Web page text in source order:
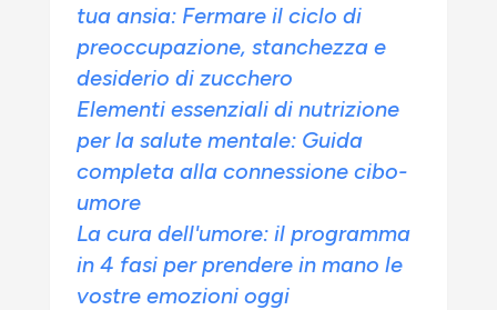
tua ansia: Fermare il ciclo di
preoccupazione, stanchezza e
desiderio di zucchero
Elementi essenziali di nutrizione
per la salute mentale: Guida
completa alla connessione cibo-
umore
La cura dell'umore: il programma
in 4 fasi per prendere in mano le
vostre emozioni oggi